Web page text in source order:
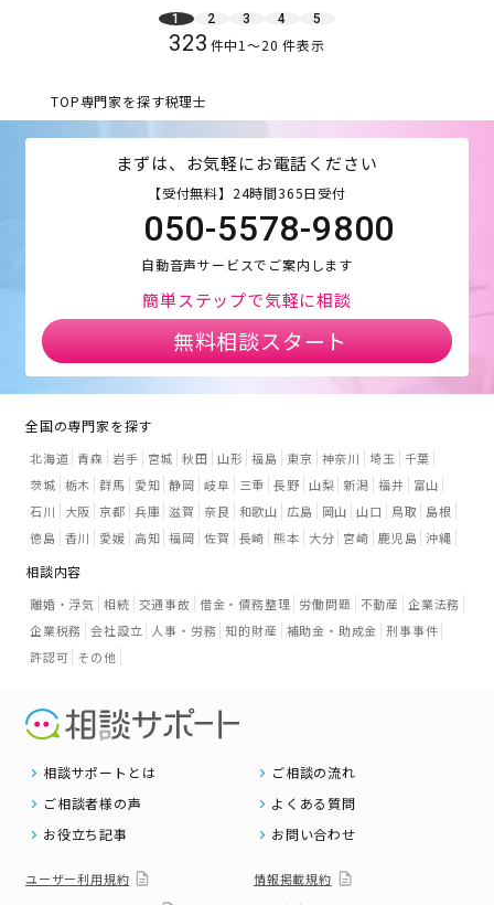
1 2 3 4 5
323 件中1〜20 件表示
TOP専門家を探す税理士
まずは、お気軽にお電話ください
【受付無料】24時間365日受付
050-5578-9800
自動音声サービスでご案内します
簡単ステップで気軽に相談
無料相談スタート
全国の専門家を探す
北海道 青森 岩手 宮城 秋田 山形 福島 東京 神奈川 埼玉
千葉
茨城 栃木 群馬 愛知 静岡 岐阜 三重 長野 山梨 新潟 福井
富山
石川
大阪 京都 兵庫 滋賀 奈良 和歌山 広島 岡山 山口 鳥取
島根
徳島 香川 愛媛 高知 福岡 佐賀 長崎 熊本 大分 宮崎 鹿児島 沖縄
相談内容
離婚・浮気 相続 交通事故 借金・債務整理 労働問題 不動産 企業法務
企業税務 会社設立 人事・労務 知的財産 補助金・助成金 刑事事件
許認可 その他
相談サポートとは
ご相談の流れ
ご相談者様の声
よくある質問
お役立ち記事
お問い合わせ
ユーザー利用規約
情報掲載規約